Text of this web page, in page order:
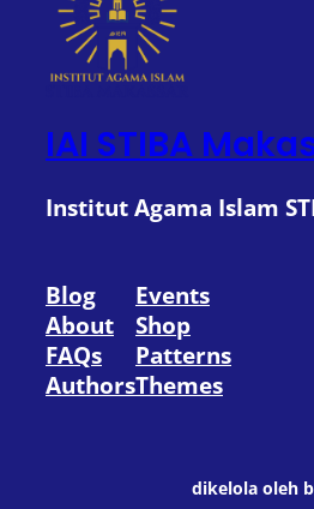
IAI STIBA
Institut Agama Islam
Blog
About
FAQs
Authors
Events
Shop
Patterns
Themes
dikelola oleh